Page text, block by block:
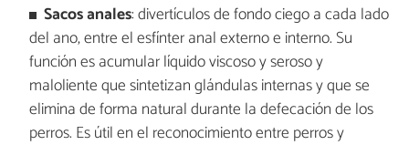
Sacos anales: divertículos de fondo ciego a cada lado
del ano, entre el esfínter anal externo e interno. Su
función es acumular líquido viscoso y seroso y
maloliente que sintetizan glándulas internas y que se
elimina de forma natural durante la defecación de los
perros. Es útil en el reconocimiento entre perros y